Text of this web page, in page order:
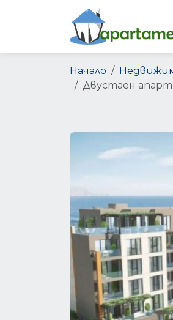
Начало
Двустаен